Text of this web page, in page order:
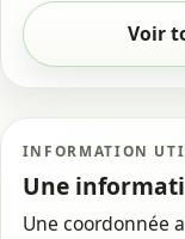
Voir
INFORMATION
Une
Une coordonnée